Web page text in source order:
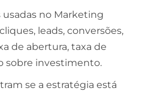
no Marketing
leads, conversões,
de abertura, taxa de
sobre investimento.
se a estratégia está